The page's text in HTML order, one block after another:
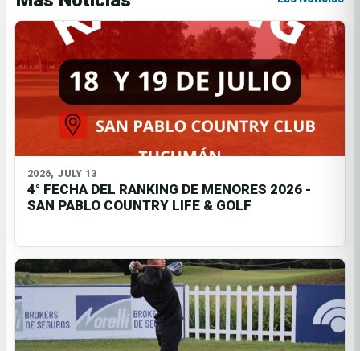
2026, JULY 13
4° FECHA DEL RANKING DE MENORES 2026 -
SAN PABLO COUNTRY LIFE & GOLF